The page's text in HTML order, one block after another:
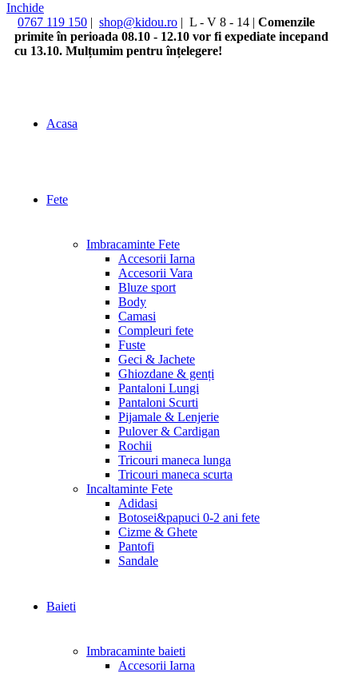
Inchide
0767 119 150 | shop@kidou.ro | L - V 8 - 14 | Comenzile
primite în perioada 08.10 - 12.10 vor fi expediate incepand
cu 13.10. Mulțumim pentru înțelegere!
Acasa
Fete
Imbracaminte Fete
Accesorii Iarna
Accesorii Vara
Bluze sport
Body
Camasi
Compleuri fete
Fuste
Geci & Jachete
Ghiozdane & genți
Pantaloni Lungi
Pantaloni Scurti
Pijamale & Lenjerie
Pulover & Cardigan
Rochii
Tricouri maneca lunga
Tricouri maneca scurta
Incaltaminte Fete
Adidasi
Botosei&papuci 0-2 ani fete
Cizme & Ghete
Pantofi
Sandale
Baieti
Imbracaminte baieti
Accesorii Iarna